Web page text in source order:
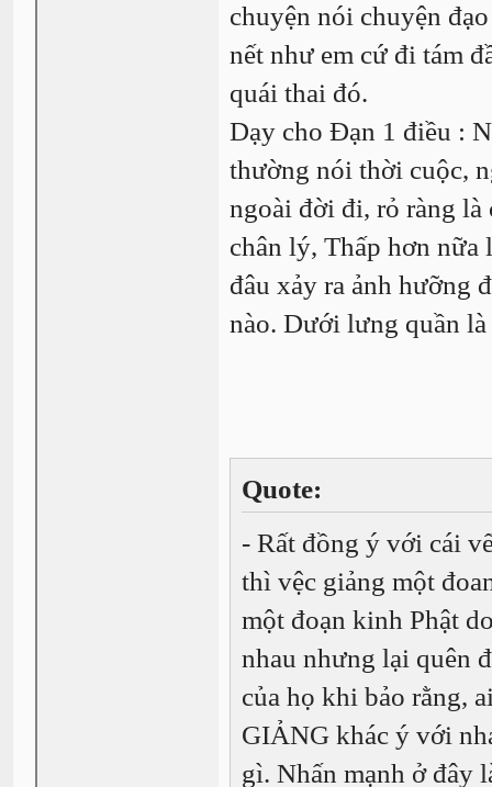
chuyện nói chuyện
nết như em cứ đi tám
quái thai đó.
Dạy cho Đạn 1 điều :
thường nói thời cuộc,
ngoài đời đi, rỏ ràng là
chân lý, Thấp hơn nữa
đâu xảy ra ảnh hưỡng
nào. Dưới lưng quần
Quote:
- Rất đồng ý với cái
thì vệc giảng một
một đoạn kinh Phật
nhau nhưng lại quên
của họ khi bảo rằng,
GIẢNG khác ý với
gì. Nhấn mạnh ở đây